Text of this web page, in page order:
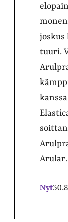
joskus
tuuri.
Nyt